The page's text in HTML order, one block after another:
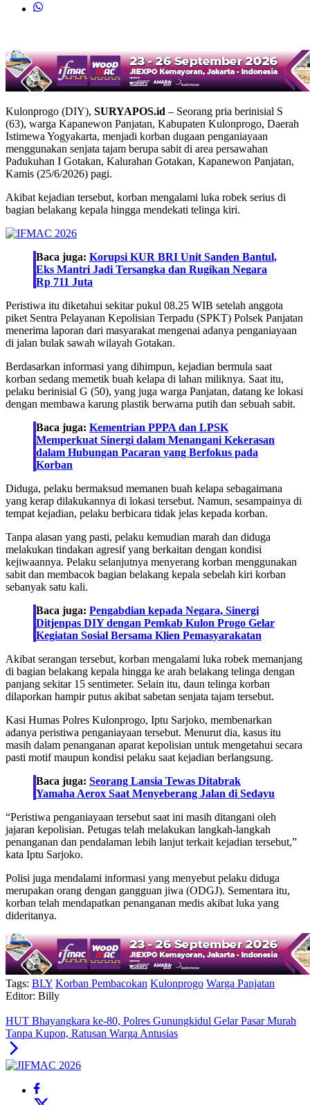
Kulonprogo (DIY), SURYAPOS.id – Seorang pria berinisial S
(63), warga Kapanewon Panjatan, Kabupaten Kulonprogo, Daerah
Istimewa Yogyakarta, menjadi korban dugaan penganiayaan
menggunakan senjata tajam berupa sabit di area persawahan
Padukuhan I Gotakan, Kalurahan Gotakan, Kapanewon Panjatan,
Kamis (25/6/2026) pagi.
Akibat kejadian tersebut, korban mengalami luka robek serius di
bagian belakang kepala hingga mendekati telinga kiri.
Baca juga: Korupsi KUR BRI Unit Sanden Bantul,
Eks Mantri Jadi Tersangka dan Rugikan Negara
Rp 711 Juta
Peristiwa itu diketahui sekitar pukul 08.25 WIB setelah anggota
piket Sentra Pelayanan Kepolisian Terpadu (SPKT) Polsek Panjatan
menerima laporan dari masyarakat mengenai adanya penganiayaan
di jalan bulak sawah wilayah Gotakan.
Berdasarkan informasi yang dihimpun, kejadian bermula saat
korban sedang memetik buah kelapa di lahan miliknya. Saat itu,
pelaku berinisial G (50), yang juga warga Panjatan, datang ke lokasi
dengan membawa karung plastik berwarna putih dan sebuah sabit.
Baca juga: Kementrian PPPA dan LPSK
Memperkuat Sinergi dalam Menangani Kekerasan
dalam Hubungan Pacaran yang Berfokus pada
Korban
Diduga, pelaku bermaksud memanen buah kelapa sebagaimana
yang kerap dilakukannya di lokasi tersebut. Namun, sesampainya di
tempat kejadian, pelaku berbicara tidak jelas kepada korban.
Tanpa alasan yang pasti, pelaku kemudian marah dan diduga
melakukan tindakan agresif yang berkaitan dengan kondisi
kejiwaannya. Pelaku selanjutnya menyerang korban menggunakan
sabit dan membacok bagian belakang kepala sebelah kiri korban
sebanyak satu kali.
Baca juga: Pengabdian kepada Negara, Sinergi
Ditjenpas DIY dengan Pemkab Kulon Progo Gelar
Kegiatan Sosial Bersama Klien Pemasyarakatan
Akibat serangan tersebut, korban mengalami luka robek memanjang
di bagian belakang kepala hingga ke arah belakang telinga dengan
panjang sekitar 15 sentimeter. Selain itu, daun telinga korban
dilaporkan hampir putus akibat sabetan senjata tajam tersebut.
Kasi Humas Polres Kulonprogo, Iptu Sarjoko, membenarkan
adanya peristiwa penganiayaan tersebut. Menurut dia, kasus itu
masih dalam penanganan aparat kepolisian untuk mengetahui secara
pasti motif maupun kondisi pelaku saat kejadian berlangsung.
Baca juga: Seorang Lansia Tewas Ditabrak
Yamaha Aerox Saat Menyeberang Jalan di Sedayu
“Peristiwa penganiayaan tersebut saat ini masih ditangani oleh
jajaran kepolisian. Petugas telah melakukan langkah-langkah
penanganan dan pendalaman lebih lanjut terkait kejadian tersebut,”
kata Iptu Sarjoko.
Polisi juga mendalami informasi yang menyebut pelaku diduga
merupakan orang dengan gangguan jiwa (ODGJ). Sementara itu,
korban telah mendapatkan penanganan medis akibat luka yang
dideritanya.
Tags: BLY Korban Pembacokan Kulonprogo Warga Panjatan
Editor: Billy
HUT Bhayangkara ke-80, Polres Gunungkidul Gelar Pasar Murah
Tanpa Kupon, Ratusan Warga Antusias